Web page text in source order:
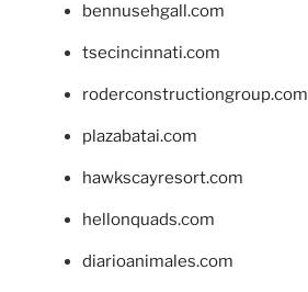
bennusehgall.com
tsecincinnati.com
roderconstructiongroup.com
plazabatai.com
hawkscayresort.com
hellonquads.com
diarioanimales.com